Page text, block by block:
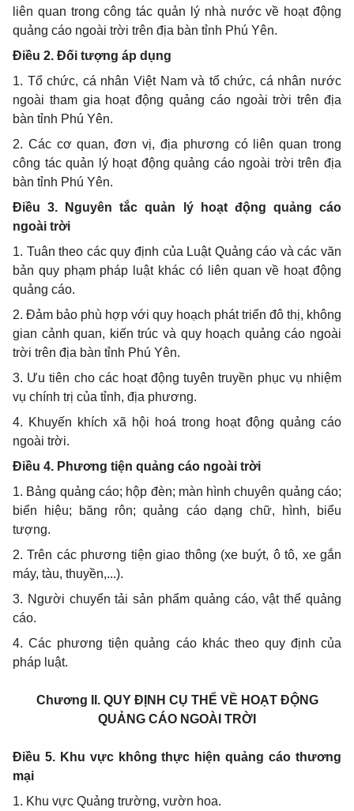
liên quan trong công tác quản lý nhà nước về hoạt động
quảng cáo ngoài trời trên địa bàn tỉnh Phú Yên.
Điều 2. Đối tượng áp dụng
1. Tổ chức, cá nhân Việt Nam và tổ chức, cá nhân nước
ngoài tham gia hoạt động quảng cáo ngoài trời trên địa
bàn tỉnh Phú Yên.
2. Các cơ quan, đơn vị, địa phương có liên quan trong
công tác quản lý hoạt động quảng cáo ngoài trời trên địa
bàn tỉnh Phú Yên.
Điều 3. Nguyên tắc quản lý hoạt động quảng cáo
ngoài trời
1. Tuân theo các quy định của Luật Quảng cáo và các văn
bản quy phạm pháp luật khác có liên quan về hoạt động
quảng cáo.
2. Đảm bảo phù hợp với quy hoạch phát triển đô thị, không
gian cảnh quan, kiến trúc và quy hoạch quảng cáo ngoài
trời trên địa bàn tỉnh Phú Yên.
3. Ưu tiên cho các hoạt động tuyên truyền phục vụ nhiệm
vụ chính trị của tỉnh, địa phương.
4. Khuyến khích xã hội hoá trong hoạt động quảng cáo
ngoài trời.
Điều 4. Phương tiện quảng cáo ngoài trời
1. Bảng quảng cáo; hộp đèn; màn hình chuyên quảng cáo;
biển hiệu; băng rôn; quảng cáo dạng chữ, hình, biểu
tượng.
2. Trên các phương tiện giao thông (xe buýt, ô tô, xe gắn
máy, tàu, thuyền,...).
3. Người chuyển tải sản phẩm quảng cáo, vật thể quảng
cáo.
4. Các phương tiện quảng cáo khác theo quy định của
pháp luật.
Chương I I. QUY ĐỊNH CỤ THỂ VỀ HOẠT ĐỘNG
QUẢNG CÁO NGOÀI TRỜI
Điều 5. Khu vực không thực hiện quảng cáo thương
mại
1. Khu vực Quảng trường, vườn hoa.